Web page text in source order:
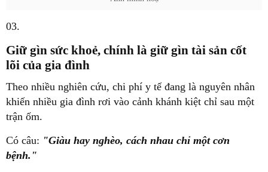
03.
Giữ gìn sức khoẻ, chính là giữ gìn tài sản cốt
lõi của gia đình
Theo nhiều nghiên cứu, chi phí y tế đang là nguyên nhân
khiến nhiều gia đình rơi vào cảnh khánh kiệt chỉ sau một
trận ốm.
Có câu: "Giàu hay nghèo, cách nhau chỉ một cơn
bệnh."